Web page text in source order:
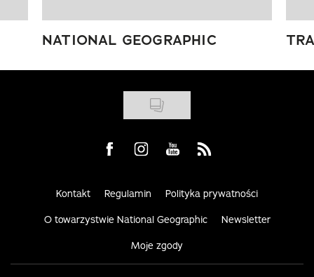
NATIONAL GEOGRAPHIC
Visit us on Facebook
Visit us on Instagram
Visit us on Youtube
Visit us on Rss
Kontakt Regulamin Polityka prywatności
O towarzystwie National Geographic Newsletter
Moje zgody